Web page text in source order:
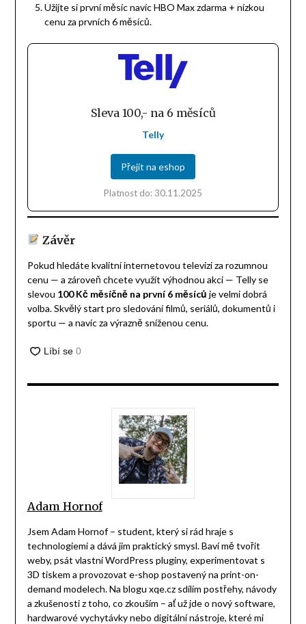
Užijte si první měsíc navíc HBO Max zdarma + nízkou
cenu za prvních 6 měsíců.
Sleva 100,- na 6 měsíců
Telly
Přejít na eshop
Platnost do: 30.11.2025
Závěr
Pokud hledáte kvalitní internetovou televizi za rozumnou
cenu — a zároveň chcete využít výhodnou akci — Telly se
slevou 100 Kč měsíčně na první 6 měsíců je velmi dobrá
volba. Skvělý start pro sledování filmů, seriálů, dokumentů i
sportu — a navíc za výrazně sníženou cenu.
Adam Hornof
Jsem Adam Hornof – student, který si rád hraje s
technologiemi a dává jim praktický smysl. Baví mě tvořit
weby, psát vlastní WordPress pluginy, experimentovat s
3D tiskem a provozovat e-shop postavený na print-on-
demand modelech. Na blogu xqe.cz sdílím postřehy, návody
a zkušenosti z toho, co zkouším – ať už jde o nový software,
hardwarové vychytávky nebo digitální nástroje, které mi